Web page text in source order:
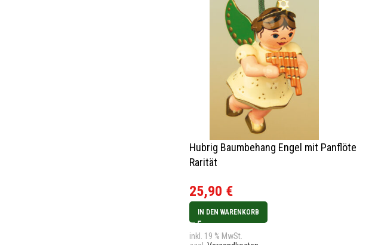
Hubrig Baumbehang Engel mit Panflöte
Rarität
25,90 €
IN DEN WARENKORB
inkl. 19 % MwSt.